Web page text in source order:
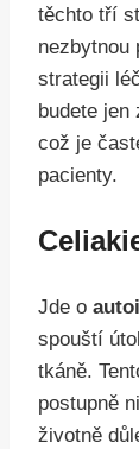
těchto tří
strategii
budete
což je
pacienty.
Jde o
spouští
tkáně.
postupně
životně